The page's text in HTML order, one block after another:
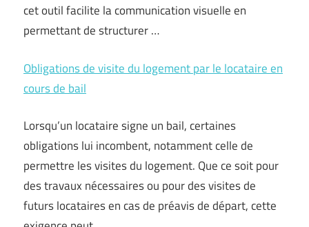
cet outil facilite la communication visuelle en
permettant de structurer …
Obligations de visite du logement par le locataire en
cours de bail
Lorsqu’un locataire signe un bail, certaines
obligations lui incombent, notamment celle de
permettre les visites du logement. Que ce soit pour
des travaux nécessaires ou pour des visites de
futurs locataires en cas de préavis de départ, cette